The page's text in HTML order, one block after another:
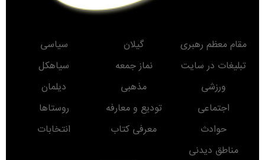
مقام معظم رهبری گیلان
سیاسی
تبلیغات در سایت
نماز جمعه
سیاهکل
ورزشی
مذهبی
دیلمان
اجتماعی
تودیع و معارفه
روستاها
حوادث
معرفی کتاب
انتخابات
مناطق دیدنی